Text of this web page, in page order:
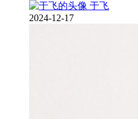
于飞
2024-12-17